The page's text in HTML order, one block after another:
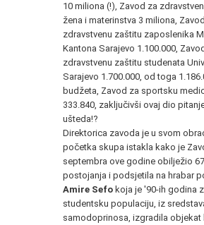
10 miliona (!), Zavod za
žena i materinstva 3 miliona,
zdravstvenu zaštitu zaposlenika
Kantona Sarajevo 1.100.000,
zdravstvenu zaštitu studenata
Sarajevo 1.700.000, od toga
budžeta, Zavod za sportsku
333.840, zaključivši ovaj dio
ušteda!?
Direktorica zavoda je u svom
početka skupa istakla kako je
septembra ove godine obilježio
postojanja i podsjetila na hrabar
Amire Sefo koja je '90-ih godina
studentsku populaciju, iz
samodoprinosa, izgradila objekat